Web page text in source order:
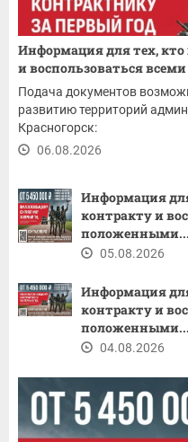
Информация для тех,
и воспользоваться
Подача документов
развитию территорий
Красногорск:
06.08.2026
Информация
контракту и
положенными...
05.08.2026
Информация
контракту и
положенными...
04.08.2026